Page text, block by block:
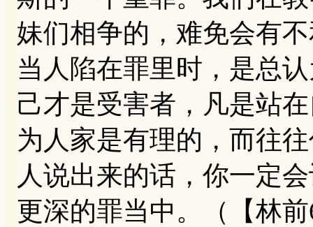
妹们相争的，难免会有
当人陷在罪里时，是总
己才是受害者，凡是站
为人家是有理的，而往
人说出来的话，你一定
更深的罪当中。（【林